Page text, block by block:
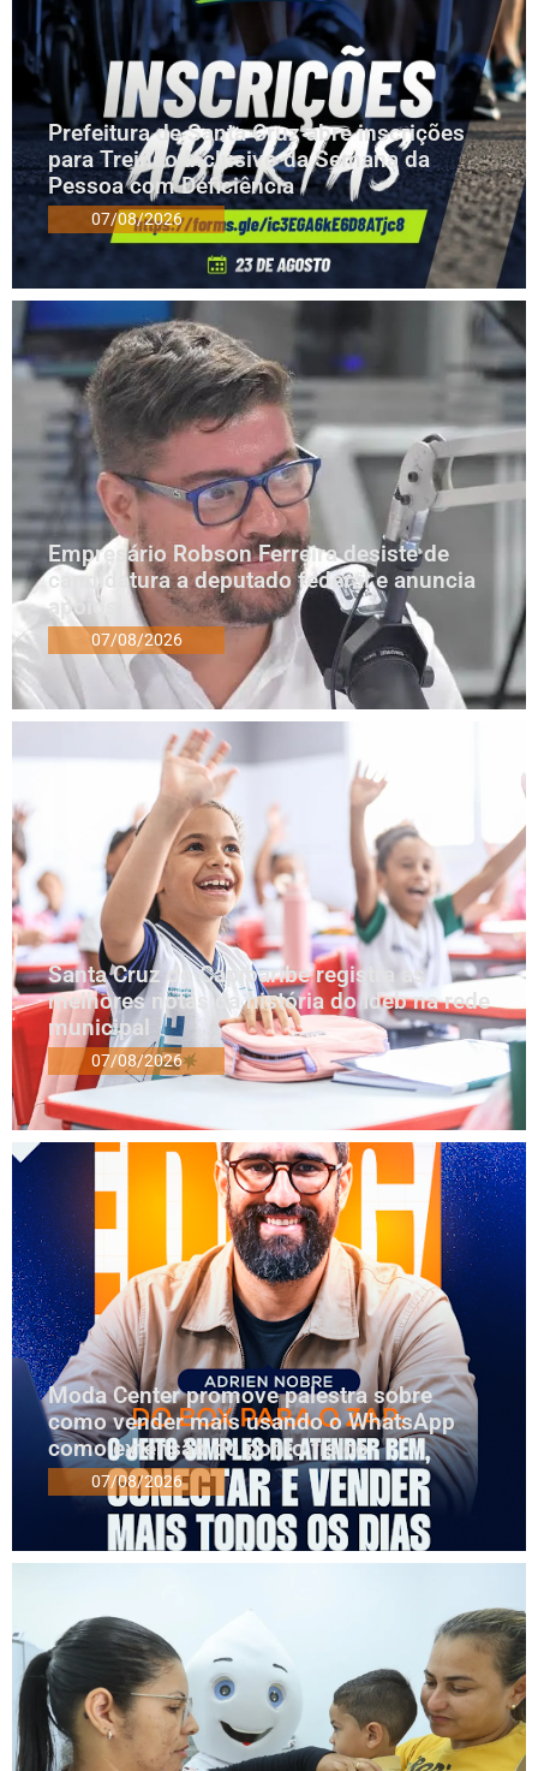
Prefeitura de Santa Cruz abre inscrições
para Treinão Inclusivo da Semana da
Pessoa com Deficiência
07/08/2026
Empresário Robson Ferreira desiste de
candidatura a deputado federal e anuncia
apoios
07/08/2026
Santa Cruz do Capibaribe registra as
melhores notas da história do Ideb na rede
municipal
07/08/2026
Moda Center promove palestra sobre
como vender mais usando o WhatsApp
como extensão do ponto físico
07/08/2026